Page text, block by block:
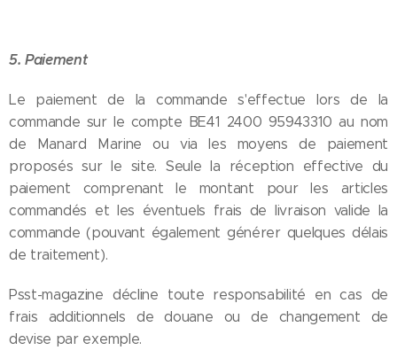
5. Paiement
Le paiement de la commande s'effectue lors de la
commande sur le compte BE41 2400 95943310 au nom
de Manard Marine ou via les moyens de paiement
proposés sur le site. Seule la réception effective du
paiement comprenant le montant pour les articles
commandés et les éventuels frais de livraison valide la
commande (pouvant également générer quelques délais
de traitement).
Psst-magazine décline toute responsabilité en cas de
frais additionnels de douane ou de changement de
devise par exemple.